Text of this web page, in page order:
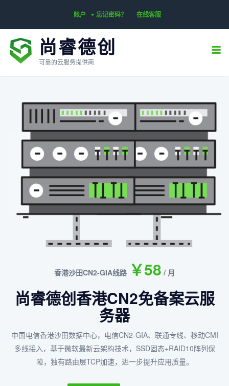
账户 忘记密码？ 在线客服
尚睿德创
可靠的云服务提供商
香港沙田CN2-GIA线路 ￥58 / 月
尚睿德创香港CN2免备案云服
务器
中国电信香港沙田数据中心，电信CN2-GIA、联通专线、移动CMI
多线接入，基于微软最新云架构技术，SSD固态+RAID10阵列保
障，独有路由层TCP加速，进一步提升应用质量。